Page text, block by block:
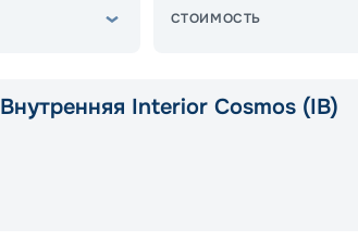
СТОИМОСТЬ
Внутренняя Interior Cosmos (IB)